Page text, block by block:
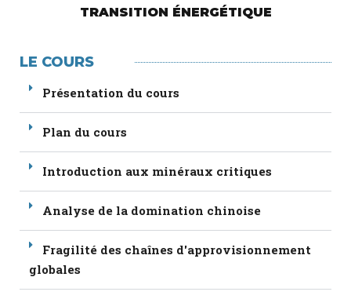
TRANSITION ÉNERGÉTIQUE
LE COURS
Présentation du cours
Plan du cours
Introduction aux minéraux critiques
Analyse de la domination chinoise
Fragilité des chaînes d'approvisionnement
globales